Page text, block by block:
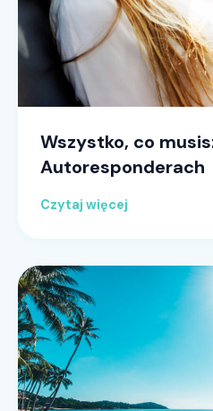
Wszystko, co
Autoresponderach
Czytaj więcej